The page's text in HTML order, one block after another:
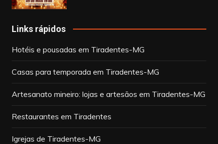
Links rápidos
Hotéis e pousadas em Tiradentes-MG
Casas para temporada em Tiradentes-MG
Artesanato mineiro: lojas e artesãos em Tiradentes-MG
Restaurantes em Tiradentes
Igrejas de Tiradentes-MG